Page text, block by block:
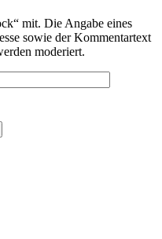
mit. Die Angabe eines
sowie der Kommentartext
moderiert.